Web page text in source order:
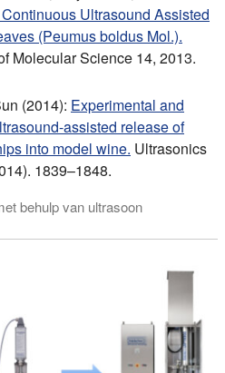
Ultrasound Assisted
(Peumus boldus Mol.).
Molecular Science 14, 2013.
(2014): Experimental and
assisted release of
into model wine. Ultrasonics
1839–1848.
behulp van ultrasoon